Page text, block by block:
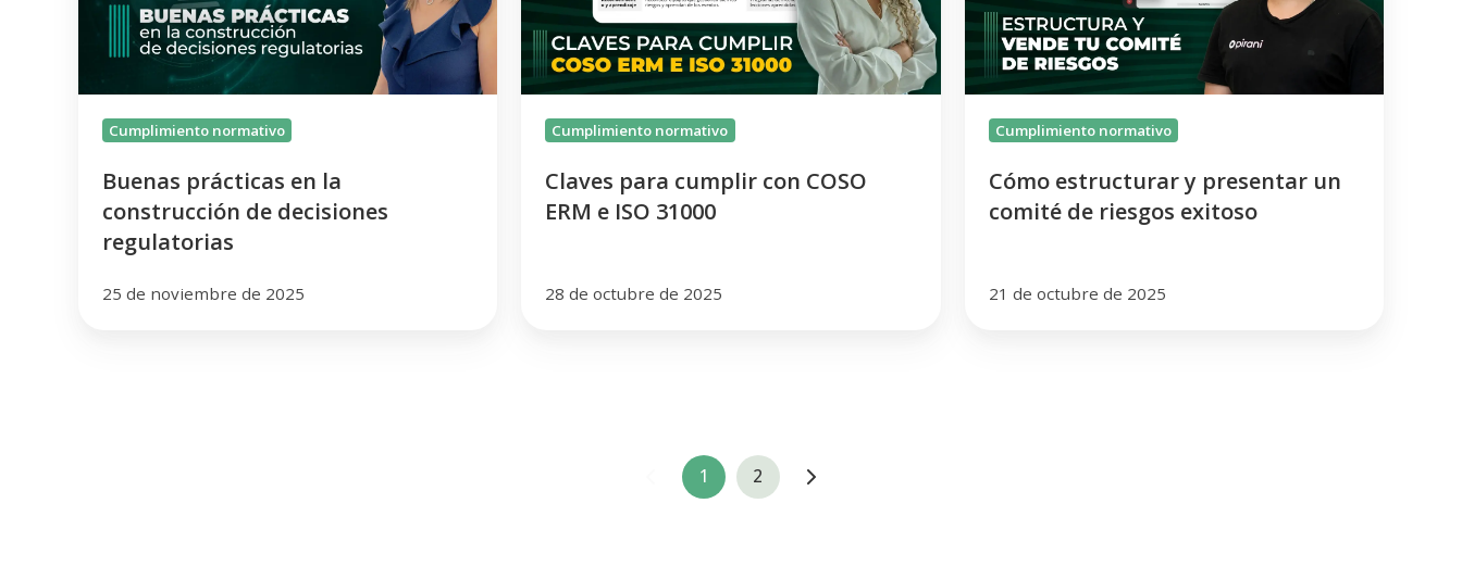
de
decisiones
regulatorias
Cumplimiento normativo
Buenas prácticas en la
construcción de decisiones
regulatorias
25 de noviembre de 2025
ISO
31000
Cumplimiento normativo
Claves para cumplir con COSO
ERM e ISO 31000
28 de octubre de 2025
comité
de
riesgos
exitoso
Cumplimiento normativo
Cómo estructurar y presentar un
comité de riesgos exitoso
21 de octubre de 2025
1 2